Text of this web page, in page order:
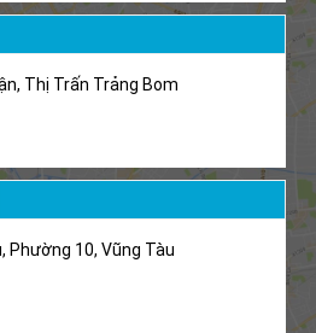
Thị Trấn Trảng Bom
Phường 10, Vũng Tàu